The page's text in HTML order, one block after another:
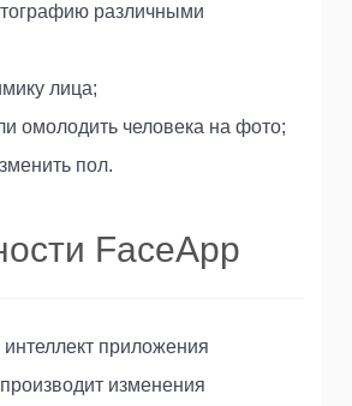
различными
лица;
омолодить человека на фото;
пол.
FaceApp
приложения
изменения